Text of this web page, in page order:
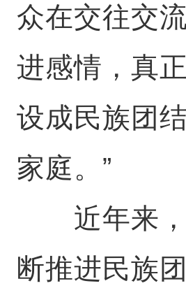
众在交往交
进感情，真
设成民族团
家庭。”
近年来，
断推进民族